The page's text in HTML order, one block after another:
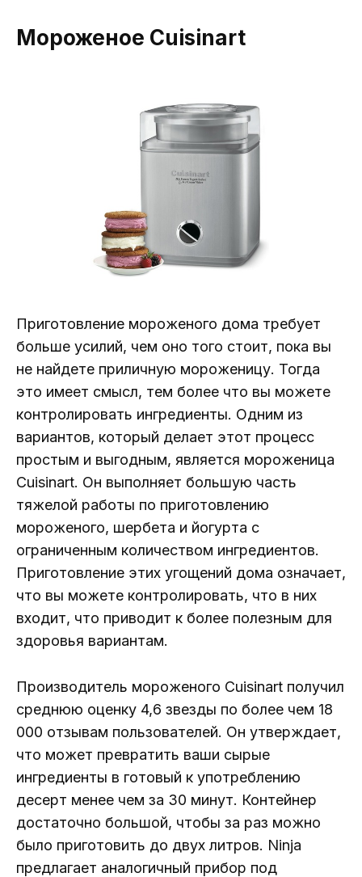
Мороженое Cuisinart
Приготовление мороженого дома требует
больше усилий, чем оно того стоит, пока вы
не найдете приличную мороженицу. Тогда
это имеет смысл, тем более что вы можете
контролировать ингредиенты. Одним из
вариантов, который делает этот процесс
простым и выгодным, является мороженица
Cuisinart. Он выполняет большую часть
тяжелой работы по приготовлению
мороженого, шербета и йогурта с
ограниченным количеством ингредиентов.
Приготовление этих угощений дома означает,
что вы можете контролировать, что в них
входит, что приводит к более полезным для
здоровья вариантам.
Производитель мороженого Cuisinart получил
среднюю оценку 4,6 звезды по более чем 18
000 отзывам пользователей. Он утверждает,
что может превратить ваши сырые
ингредиенты в готовый к употреблению
десерт менее чем за 30 минут. Контейнер
достаточно большой, чтобы за раз можно
было приготовить до двух литров. Ninja
предлагает аналогичный прибор под